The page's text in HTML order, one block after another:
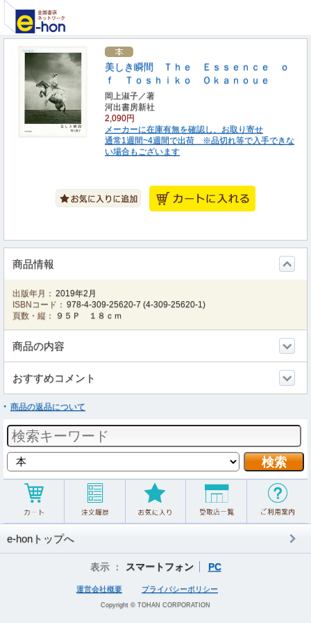
美しき瞬間 Ｔｈｅ Ｅｓｓｅｎｃｅ ｏ
ｆ Ｔｏｓｈｉｋｏ Ｏｋａｎｏｕｅ
岡上淑子／著
河出書房新社
2,090円
メーカーに在庫有無を確認し、お取り寄せ
通常1週間~4週間で出荷 ※品切れ等で入手できな
い場合もございます
商品情報
出版年月： 2019年2月
ISBNコード： 978-4-309-25620-7 (4-309-25620-1)
頁数・縦：
９５Ｐ １８ｃｍ
商品の内容
おすすめコメント
商品の返品について
e-honトップへ
表示 ： スマートフォン PC
運営会社概要 プライバシーポリシー
Copyright © TOHAN CORPORATION